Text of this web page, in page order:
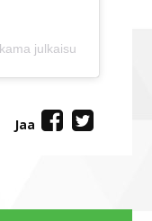
julkaisu
Jaa